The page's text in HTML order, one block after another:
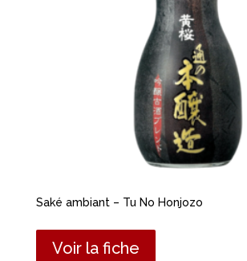
Saké ambiant – Tu No Honjozo
Voir la fiche